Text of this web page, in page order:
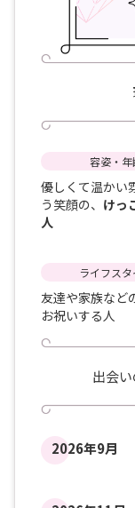
容姿・年
優しくて温かい
う笑顔の、 けっ
人
ライフスタ
友達や家族など
お祝いする人
出会
2026年9月